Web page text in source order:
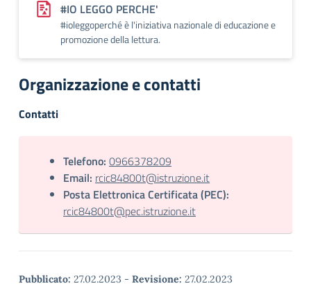
#IO LEGGO PERCHE'
#ioleggoperché è l'iniziativa nazionale di educazione e
promozione della lettura.
Organizzazione e contatti
Contatti
Telefono: 0966378209
Email: rcic84800t@istruzione.it
Posta Elettronica Certificata (PEC):
rcic84800t@pec.istruzione.it
Pubblicato: 27.02.2023 - Revisione: 27.02.2023